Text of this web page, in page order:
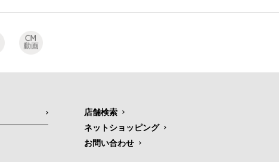
店舗検索
ネットショッピング
お問い合わせ